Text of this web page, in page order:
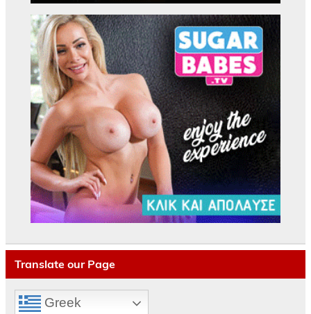
Translate our Page
Greek